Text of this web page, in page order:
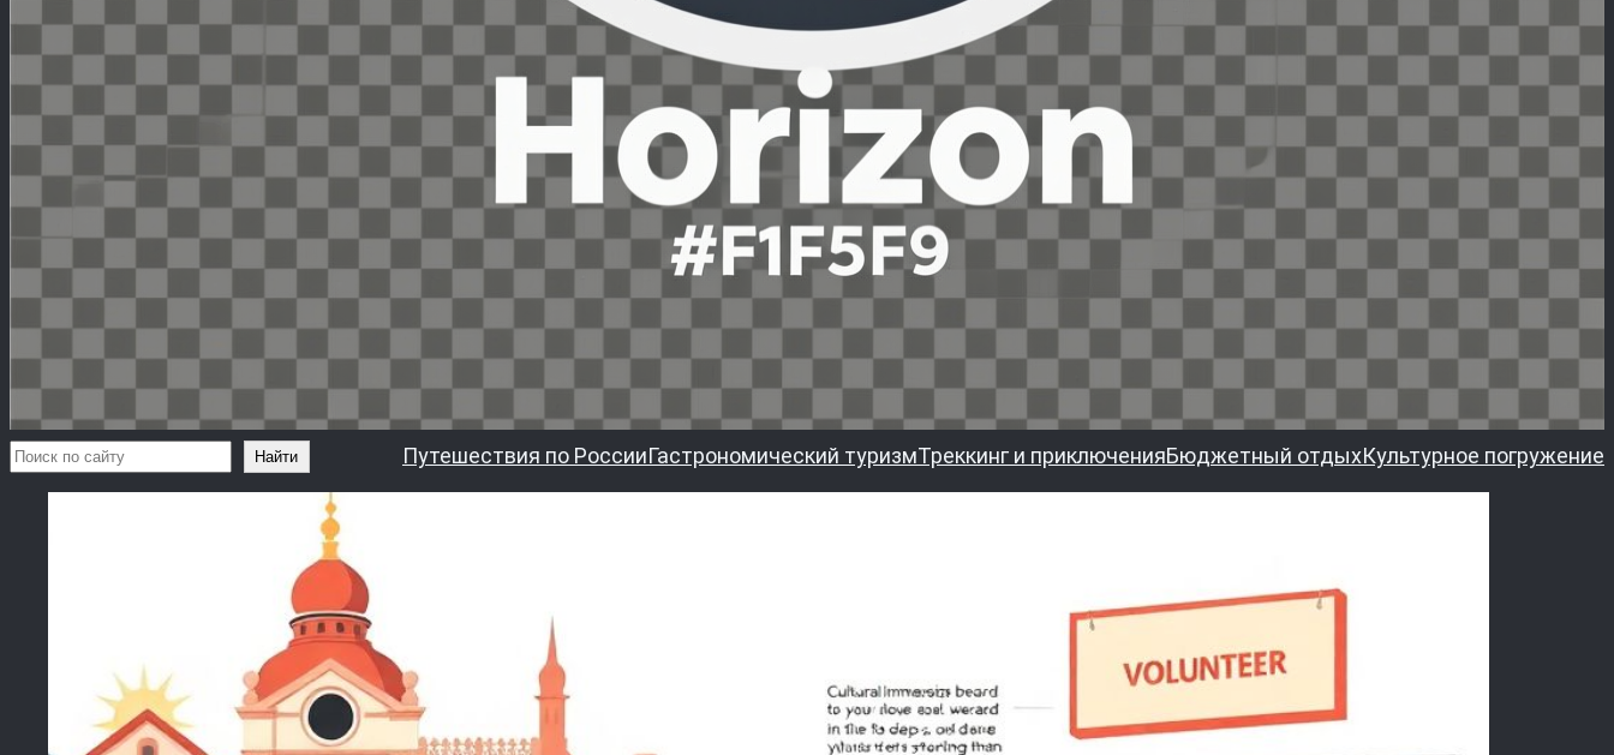
Поиск Найти Путешествия по РоссииГастрономический туризмТреккинг и приключенияБюджетный отдыхКультурное погружение